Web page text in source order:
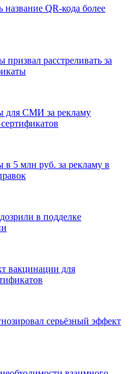
название QR-кода более
расстреливать за
для СМИ за рекламу
5 млн руб. за рекламу в
в подделке
вакцинации для
серьёзный эффект